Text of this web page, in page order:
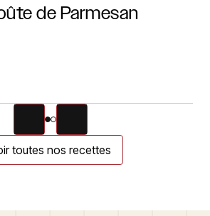
de Parmesan
toutes nos recettes